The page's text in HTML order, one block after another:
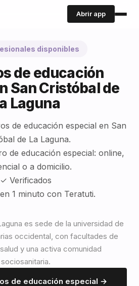
Abrir app
disponibles
de educación
San Cristóbal de
Laguna
de educación especial en San
de La Laguna.
de educación especial: online,
o a domicilio.
✓ Verificados
1 minuto con Teratuti.
es sede de la universidad de
occidental, con facultades de
y una activa comunidad
sociosanitaria.
de educación especial →